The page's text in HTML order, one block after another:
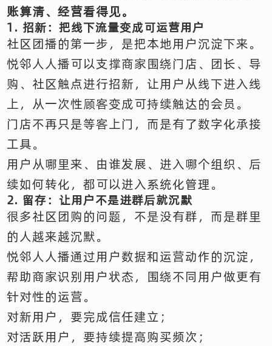
账算清、经营看得见。
1. 招新：把线下流量变成可运营用户
社区团播的第一步，是把本地用户沉淀下来。
悦邻人人播可以支撑商家围绕门店、团长、导
购、社区触点进行招新，让用户从线下进入线
上，从一次性顾客变成可持续触达的会员。
门店不再只是等客上门，而是有了数字化承接
工具。
用户从哪里来、由谁发展、进入哪个组织、后
续如何转化，都可以进入系统化管理。
2. 留存：让用户不是进群后就沉默
很多社区团购的问题，不是没有群，而是群里
的人越来越沉默。
悦邻人人播通过用户数据和运营动作的沉淀，
帮助商家识别用户状态，围绕不同用户做更有
针对性的运营。
对新用户，要完成信任建立；
对活跃用户，要持续提高购买频次；